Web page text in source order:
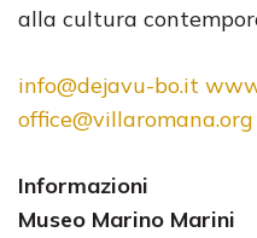
alla cultura
info@dejavu-bo.it
office@villaromana.org
Informazioni
Museo Marino Marini